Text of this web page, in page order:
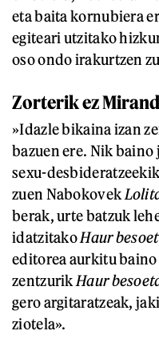
eta baita kornubiera
egiteari utzitako
oso ondo irakurtzen
Zorterik ez
»Idazle bikaina izan
bazuen ere. Nik baino
sexu-
zuen Nabokovek
berak, urte batzuk
idatzitakoHaur
editorea aurkitu baino
zentzurik Haur
gero argitaratzeak,
ziotela».